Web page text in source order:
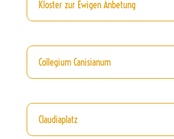
Kloster zur Ewigen Anbetung
Collegium Canisianum
Claudiaplatz